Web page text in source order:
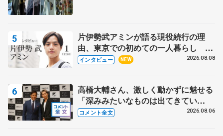
片伊勢武アミンが語る現役続行の理
由、東京での初めての一人暮らし 注
目スケーターの「今」に迫る
インタビュー NEW 2026.08.08
高橋大輔さん、激しく動かずに魅せる
「深みみたいなものは出てきてい
る？」 〝兄さん〟と慕うレジェンド
コメント全文 2026.08.06